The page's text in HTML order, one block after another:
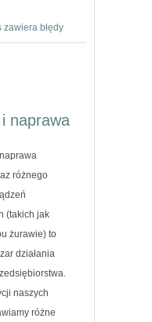
zawiera błędy
naprawa
różnego
(takich jak
żurawie) to
działania
naszych
różne